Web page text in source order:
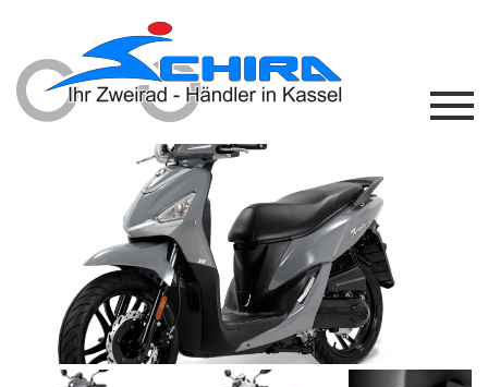
Previous